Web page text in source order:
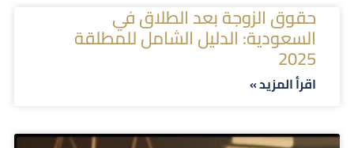
حقوق الزوجة بعد الطلاق في
السعودية: الدليل الشامل للمطلقة
2025
اقرأ المزيد »